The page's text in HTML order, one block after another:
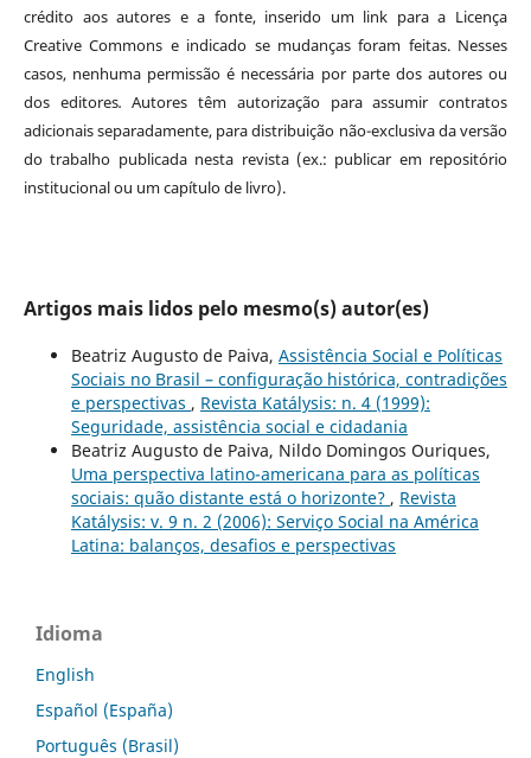
crédito aos autores e a fonte, inserido um link para a Licença
Creative Commons e indicado se mudanças foram feitas. Nesses
casos, nenhuma permissão é necessária por parte dos autores ou
dos editores.Autores têm autorização para assumir contratos
adicionais separadamente, para distribuição não-exclusiva da versão
do trabalho publicada nesta revista (ex.: publicar em repositório
institucional ou um capítulo de livro).
Artigos mais lidos pelo mesmo(s) autor(es)
Beatriz Augusto de Paiva, Assistência Social e Políticas
Sociais no Brasil – configuração histórica, contradições
e perspectivas , Revista Katálysis: n. 4 (1999):
Seguridade, assistência social e cidadania
Beatriz Augusto de Paiva, Nildo Domingos Ouriques,
Uma perspectiva latino-americana para as políticas
sociais: quão distante está o horizonte? , Revista
Katálysis: v. 9 n. 2 (2006): Serviço Social na América
Latina: balanços, desafios e perspectivas
Idioma
English
Español (España)
Português (Brasil)